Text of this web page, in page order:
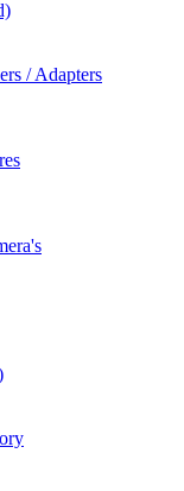
/ Adapters